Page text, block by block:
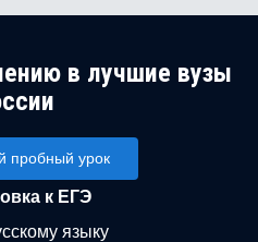
в лучшие вузы
пробный урок
к ЕГЭ
языку